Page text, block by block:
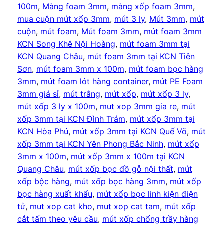
100m, Màng foam 3mm, màng xốp foam 3mm ,
mua cuộn mút xốp 3mm, mút 3 ly, Mút 3mm, mút
cuộn, mút foam, Mút foam 3mm, mút foam 3mm
KCN Song Khê Nội Hoàng, mút foam 3mm tại
KCN Quang Châu, mút foam 3mm tại KCN Tiên
Sơn, mút foam 3mm x 100m, mút foam bọc hàng
3mm, mút foam lót hàng container, mút PE Foam
3mm giá sỉ, mút trắng, mút xốp, mút xốp 3 ly ,
mút xốp 3 ly x 100m, mut xop 3mm gia re, mút
xốp 3mm tại KCN Đình Trám, mút xốp 3mm tại
KCN Hòa Phú, mút xốp 3mm tại KCN Quế Võ, mút
xốp 3mm tại KCN Yên Phong Bắc Ninh, mút xốp
3mm x 100m, mút xốp 3mm x 100m tại KCN
Quang Châu, mút xốp bọc đồ gỗ nội thất, mút
xốp bộc hàng, mút xốp bọc hàng 3mm, mút xốp
bọc hàng xuất khẩu, mút xốp bọc linh kiện điện
tử, mut xop cat kho, mut xop cat tam, mút xốp
cắt tấm theo yêu cầu, mút xốp chống trầy hàng